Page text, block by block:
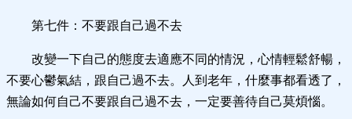
第七件：不要跟自己過不去
改變一下自己的態度去適應不同的情況，心情輕鬆舒暢，
不要心鬱氣結，跟自己過不去。人到老年，什麼事都看透了，
無論如何自己不要跟自己過不去，一定要善待自己莫煩惱。